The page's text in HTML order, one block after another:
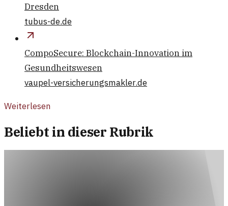
Dresden
tubus-de.de
CompoSecure: Blockchain-Innovation im
Gesundheitswesen
vaupel-versicherungsmakler.de
Weiterlesen
Beliebt in dieser Rubrik